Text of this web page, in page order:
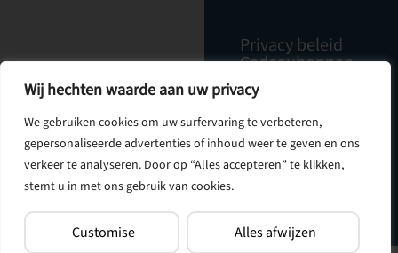
Wij hechten waarde aan uw privacy
We gebruiken cookies om uw surfervaring te verbeteren,
gepersonaliseerde advertenties of inhoud weer te geven en ons
verkeer te analyseren. Door op “Alles accepteren” te klikken,
stemt u in met ons gebruik van cookies.
Customise Alles afwijzen
Privacy beleid
Cadeaubonnen
Nieuwsbrief
Vacatures
Over Ons
Contact